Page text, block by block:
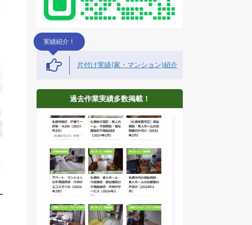
実績紹介！
片付け実績(家・マンション)紹介
過去作業実績多数掲載！